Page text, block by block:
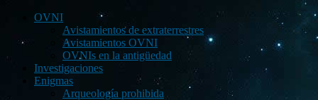
OVNI
Avistamientos de extraterrestres
Avistamientos OVNI
OVNIs en la antigüedad
Investigaciones
Enigmas
Arqueología prohibida